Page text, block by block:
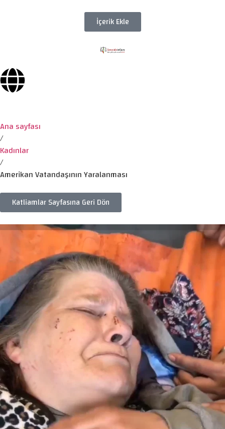
İçerik Ekle
Ana sayfası
/
Kadınlar
/
Amerikan Vatandaşının Yaralanması
Katliamlar Sayfasına Geri Dön